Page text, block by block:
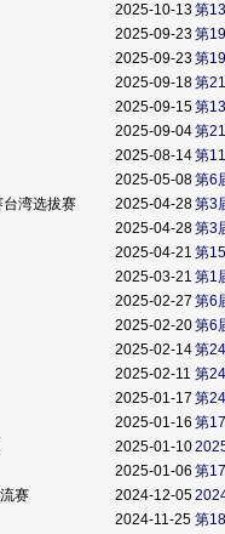
2025-10-13第
2025-09-23第
2025-09-23第
2025-09-18第
2025-09-15第
2025-09-04第
2025-08-14第
2025-05-08第6
湾选拔赛 2025-04-28第3
2025-04-28第3
2025-04-21 第
2025-03-21 第1
2025-02-27 第6
2025-02-20第6
2025-02-14第
2025-02-11 第
2025-01-17 第
2025-01-16 第
2025-01-10
2025-01-06 第
赛 2024-12-05
2024-11-25 第